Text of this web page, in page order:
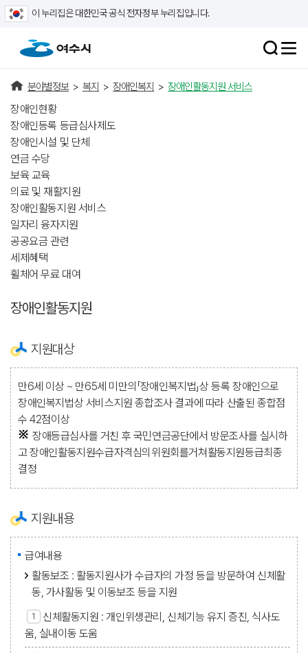
이 누리집은 대한민국 공식 전자정부 누리집입니다.
분야별정보 > 복지 > 장애인복지 > 장애인활동지원 서비스
장애인현황
장애인등록 등급심사제도
장애인시설 및 단체
연금 수당
보육 교육
의료 및 재활지원
장애인활동지원 서비스
일자리 융자지원
공공요금 관련
세제혜택
휠체어 무료 대여
장애인활동지원
지원대상
만6세 이상 ~ 만65세 미만의「장애인복지법」상 등록 장애인으로
장애인복지법상 서비스지원 종합조사 결과에 따라 산출된 종합점
수 42점이상
장애등급심사를 거친 후 국민연금공단에서 방문조사를 실시하
고 장애인활동지원수급자격심의위원회를거쳐활동지원등급최종
결정
지원내용
급여내용
활동보조 : 활동지원사가 수급자의 가정 등을 방문하여 신체활
동, 가사활동 및 이동보조 등을 지원
신체활동지원 : 개인위생관리, 신체기능 유지 증진, 식사도
움, 실내이동 도움